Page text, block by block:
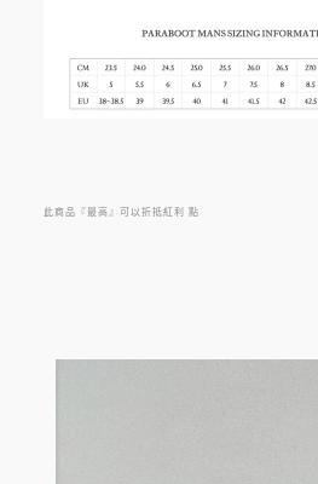
此商品『最高』可以折抵紅利 點